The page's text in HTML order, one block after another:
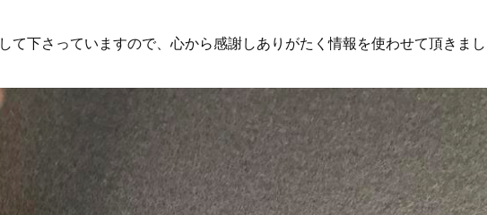
て下さっていますので、心から感謝しありがたく情報を使わせて頂きまし